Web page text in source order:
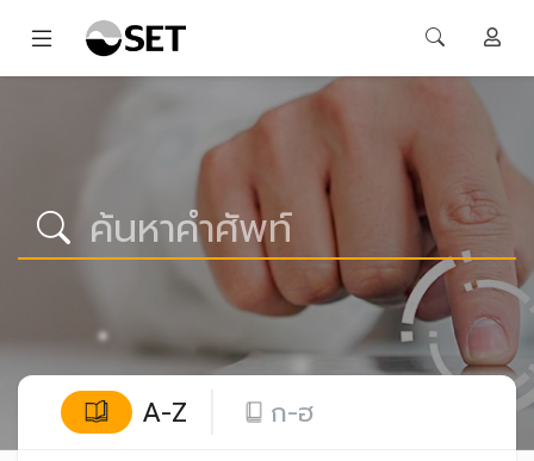
A-Z ก-ฮ